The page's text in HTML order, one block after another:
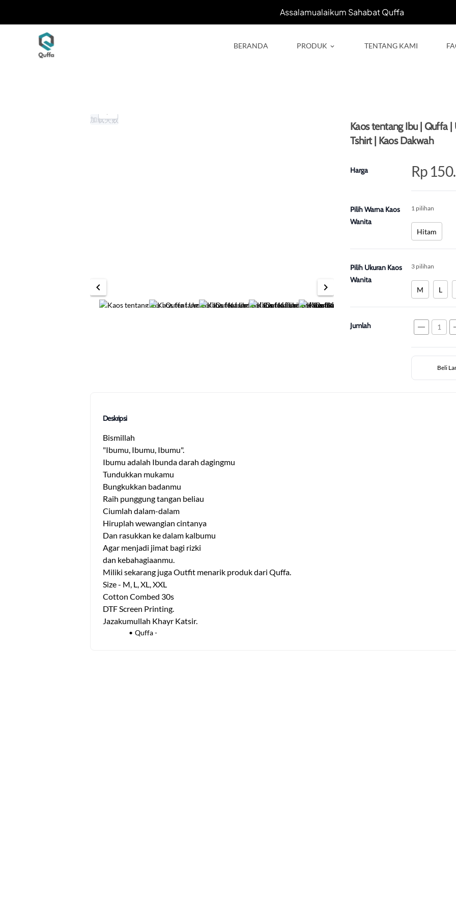
Assalamualaikum Sahabat Quffa
BERANDA PRODUK keyboard_arrow_down TENTANG KAMI
加载失败
chevron_left chevron_right
Kaos tentang Ibu | Quffa
Tshirt | Kaos Dakwah
Harga Rp
Pilih Warna Kaos
Wanita
1 pilihan
Hitam
Pilih Ukuran Kaos
Wanita
3 pilihan
M L
Jumlah remove
Beli
Deskripsi
Bismillah
"Ibumu, Ibumu, Ibumu".
Ibumu adalah Ibunda darah dagingmu
Tundukkan mukamu
Bungkukkan badanmu
Raih punggung tangan beliau
Ciumlah dalam-dalam
Hiruplah wewangian cintanya
Dan rasukkan ke dalam kalbumu
Agar menjadi jimat bagi rizki
dan kebahagiaanmu.
Miliki sekarang juga Outfit menarik produk dari Quffa.
Size - M, L, XL, XXL
Cotton Combed 30s
DTF Screen Printing.
Jazakumullah Khayr Katsir.
Quffa -